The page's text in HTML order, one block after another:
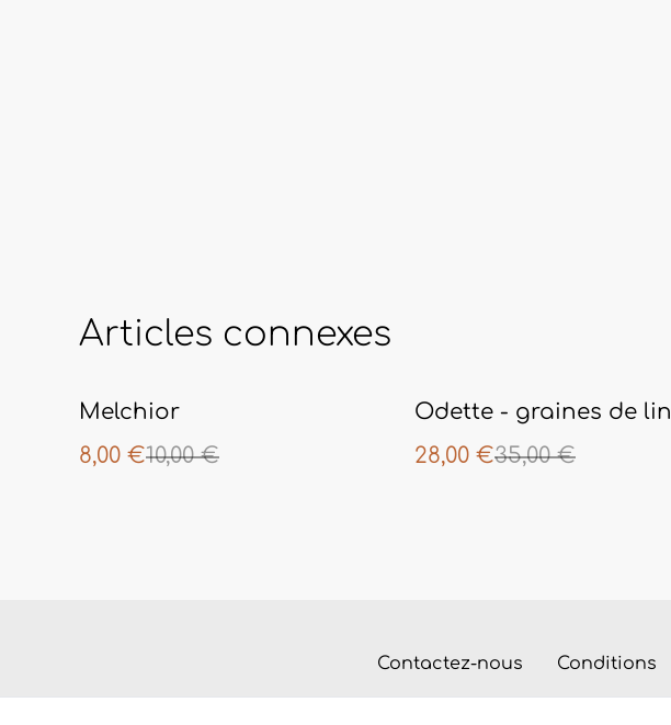
Articles connexes
%
Melchior
8,00 €10,00 €
%
Odette - graines de lin
28,00 €35,00 €
Contactez-nous Conditions